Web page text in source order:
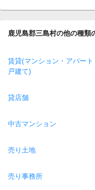
鹿児島郡三島村の他の種類
賃貸(マンション・アパート
戸建て)
貸店舗
中古マンション
売り土地
売り事務所